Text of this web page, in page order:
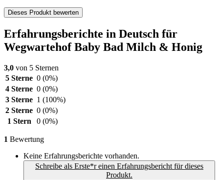
Dieses Produkt bewerten
Erfahrungsberichte in Deutsch für
Wegwartehof Baby Bad Milch & Honig
3,0 von 5 Sternen
5 Sterne 0 (0%)
4 Sterne 0 (0%)
3 Sterne 1 (100%)
2 Sterne 0 (0%)
1 Stern
0 (0%)
1 Bewertung
Keine Erfahrungsberichte vorhanden.
Schreibe als Erste*r einen Erfahrungsbericht für dieses
Produkt.